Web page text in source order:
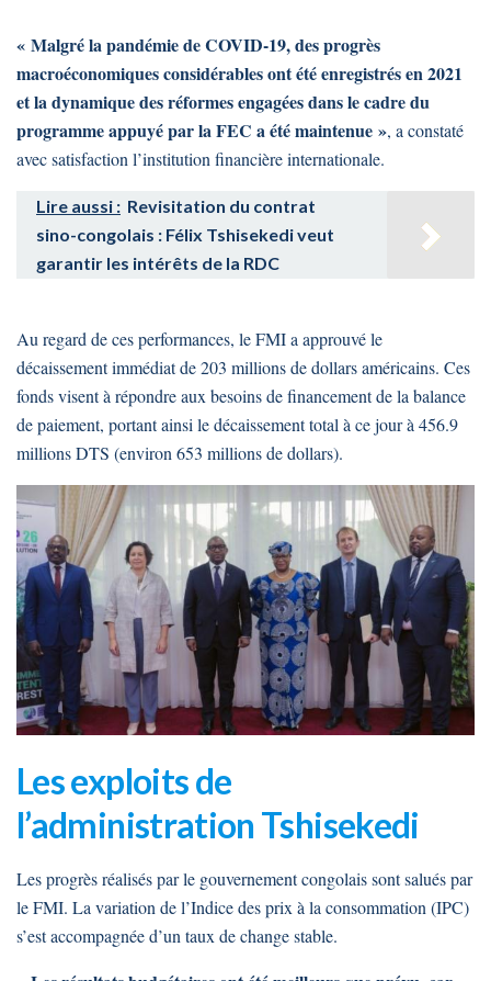
« Malgré la pandémie de COVID-19, des progrès
macroéconomiques considérables ont été enregistrés en 2021
et la dynamique des réformes engagées dans le cadre du
programme appuyé par la FEC a été maintenue », a constaté
avec satisfaction l’institution financière internationale.
Lire aussi : Revisitation du contrat
sino-congolais : Félix Tshisekedi veut
garantir les intérêts de la RDC
Au regard de ces performances, le FMI a approuvé le
décaissement immédiat de 203 millions de dollars américains. Ces
fonds visent à répondre aux besoins de financement de la balance
de paiement, portant ainsi le décaissement total à ce jour à 456.9
millions DTS (environ 653 millions de dollars).
Les exploits de
l’administration Tshisekedi
Les progrès réalisés par le gouvernement congolais sont salués par
le FMI. La variation de l’Indice des prix à la consommation (IPC)
s’est accompagnée d’un taux de change stable.